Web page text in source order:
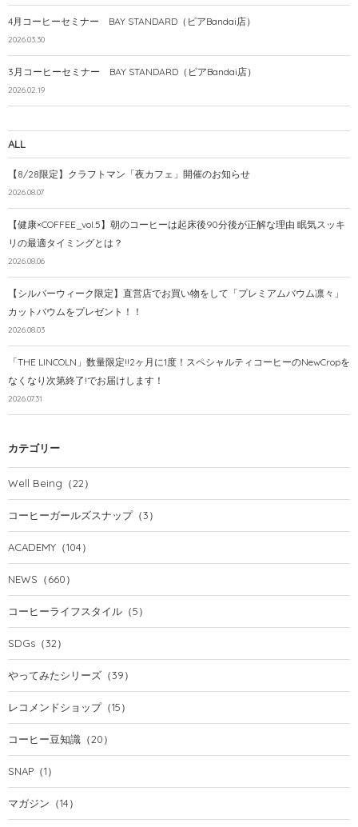
4月コーヒーセミナー BAY STANDARD（ピアBandai店）
2026.03.30
3月コーヒーセミナー BAY STANDARD（ピアBandai店）
2026.02.19
ALL
【8/28限定】クラフトマン「夜カフェ」開催のお知らせ
2026.08.07
【健康×COFFEE_vol.5】朝のコーヒーは起床後90分後が正解な理由 眠気スッキ
リの最適タイミングとは？
2026.08.06
【シルバーウィーク限定】直営店でお買い物をして「プレミアムバウム凛々」
カットバウムをプレゼント！！
2026.08.03
「THE LINCOLN」数量限定!!2ヶ月に1度！スペシャルティコーヒーのNewCropを
なくなり次第終了!でお届けします！
2026.07.31
カテゴリー
Well Being （22）
コーヒーガールズスナップ（3）
ACADEMY （104）
NEWS （660）
コーヒーライフスタイル （5）
SDGs （32）
やってみたシリーズ （39）
レコメンドショップ（15）
コーヒー豆知識 （20）
SNAP （1）
マガジン （14）